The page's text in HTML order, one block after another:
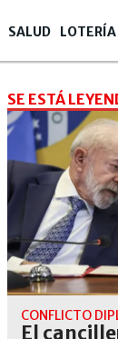
SALUD LOTERÍA
SE ESTÁ
CONFLICTO
El